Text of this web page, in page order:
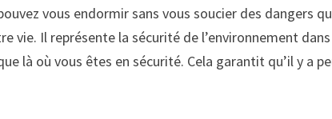
vous endormir sans vous soucier des dangers
vie. Il représente la sécurité de l’environnement
là où vous êtes en sécurité. Cela garantit qu’il y a